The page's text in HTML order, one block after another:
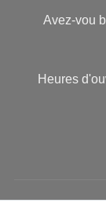
Avez-vou
Heures